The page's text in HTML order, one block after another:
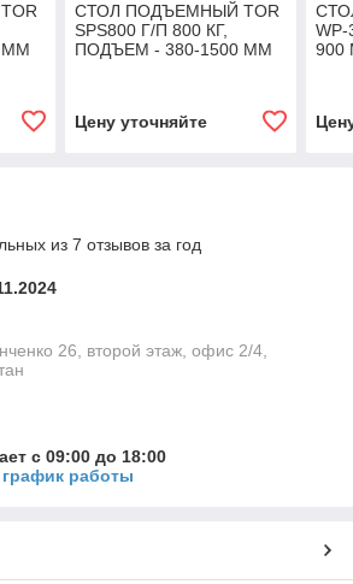
ММ
СТОЛ ПОДЪЕМНЫЙ TOR
SPS800 Г/П 800 КГ,
ПОДЪЕМ - 380-1500 ММ
Цену уточняйте
WP-
из 7 отзывов за год
26, второй этаж, офис 2/4,
с 09:00 до 18:00
график работы